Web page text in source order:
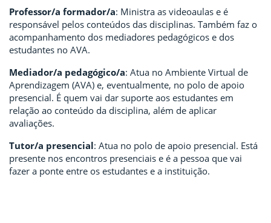
Professor/a formador/a: Ministra as videoaulas e é
responsável pelos conteúdos das disciplinas. Também faz o
acompanhamento dos mediadores pedagógicos e dos
estudantes no AVA.
Mediador/a pedagógico/a: Atua no Ambiente Virtual de
Aprendizagem (AVA) e, eventualmente, no polo de apoio
presencial. É quem vai dar suporte aos estudantes em
relação ao conteúdo da disciplina, além de aplicar
avaliações.
Tutor/a presencial: Atua no polo de apoio presencial. Está
presente nos encontros presenciais e é a pessoa que vai
fazer a ponte entre os estudantes e a instituição.